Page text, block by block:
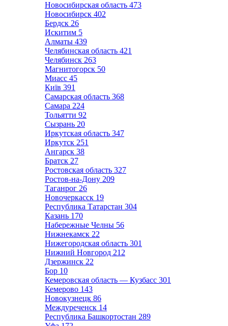
Новосибирская область 473
Новосибирск 402
Бердск 26
Искитим 5
Алматы 439
Челябинская область 421
Челябинск 263
Магнитогорск 50
Миасс 45
Київ 391
Самарская область 368
Самара 224
Тольятти 92
Сызрань 20
Иркутская область 347
Иркутск 251
Ангарск 38
Братск 27
Ростовская область 327
Ростов-на-Дону 209
Таганрог 26
Новочеркасск 19
Республика Татарстан 304
Казань 170
Набережные Челны 56
Нижнекамск 22
Нижегородская область 301
Нижний Новгород 212
Дзержинск 22
Бор 10
Кемеровская область — Кузбасс 301
Кемерово 143
Новокузнецк 86
Междуреченск 14
Республика Башкортостан 289